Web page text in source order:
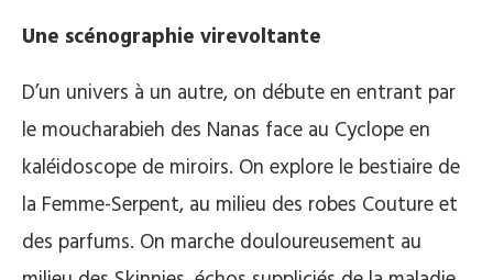
Une scénographie virevoltante
D’un univers à un autre, on débute en entrant par
le moucharabieh des Nanas face au Cyclope en
kaléidoscope de miroirs. On explore le bestiaire de
la Femme-Serpent, au milieu des robes Couture et
des parfums. On marche douloureusement au